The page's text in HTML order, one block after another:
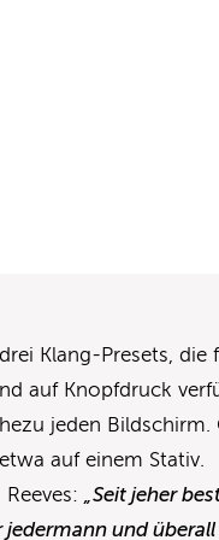
Klang-Presets, die
auf Knopfdruck
jeden
auf einem Stativ.
„Seit jeher
und überall